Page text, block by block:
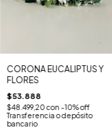
CORONA EUCALIPTUS Y
FLORES
$53.888
$48.499,20con -10% off
Transferencia o depósito
bancario